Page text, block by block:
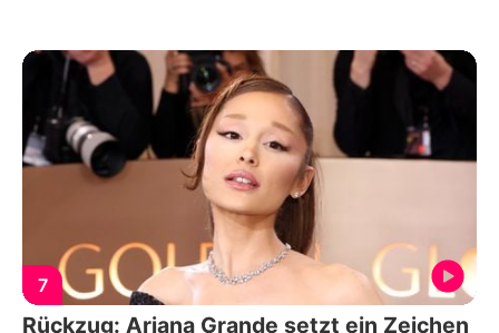
7
Rückzug: Ariana Grande setzt ein Zeichen